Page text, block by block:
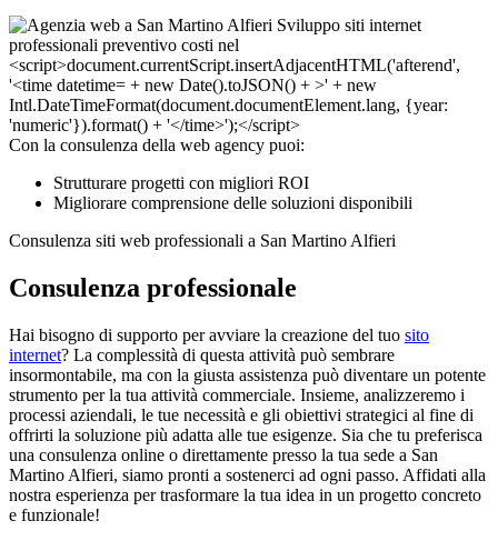
Con la consulenza della web agency puoi:
Strutturare progetti con migliori ROI
Migliorare comprensione delle soluzioni disponibili
Consulenza siti web professionali a San Martino Alfieri
Consulenza professionale
Hai bisogno di supporto per avviare la creazione del tuo sito
internet? La complessità di questa attività può sembrare
insormontabile, ma con la giusta assistenza può diventare un potente
strumento per la tua attività commerciale. Insieme, analizzeremo i
processi aziendali, le tue necessità e gli obiettivi strategici al fine di
offrirti la soluzione più adatta alle tue esigenze. Sia che tu preferisca
una consulenza online o direttamente presso la tua sede a San
Martino Alfieri, siamo pronti a sostenerci ad ogni passo. Affidati alla
nostra esperienza per trasformare la tua idea in un progetto concreto
e funzionale!